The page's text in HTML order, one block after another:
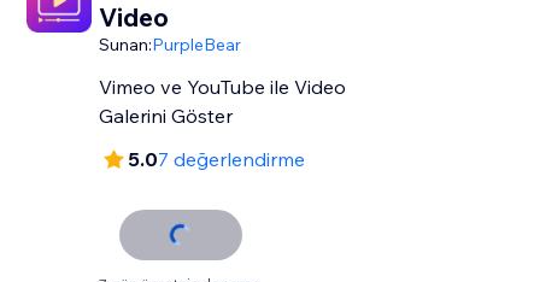
Video
Sunan:PurpleBear
Vimeo ve YouTube ile Video
Galerini Göster
5.07 değerlendirme